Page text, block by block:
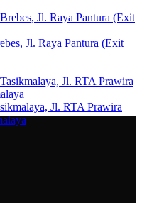
Jl. Raya Pantura (Exit
Jl. RTA Prawira